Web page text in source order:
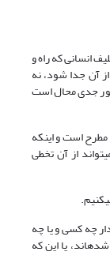
انسانى که راه و
آن جدا شود، نه
جدى محال است
است و اینکه
از آن تخطى
چه کسى و یا چه
یا این که